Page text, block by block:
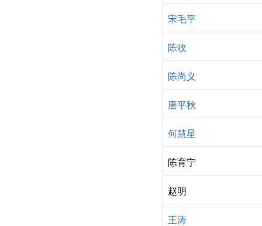
宋毛平
陈收
陈尚义
唐平秋
何慧星
陈育宁
赵明
王涛